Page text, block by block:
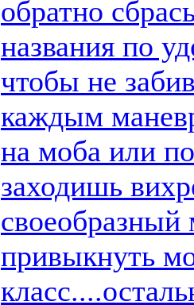
обратно
названия по
чтобы не
каждым
на моба или
заходишь
своеобразный
привыкнуть